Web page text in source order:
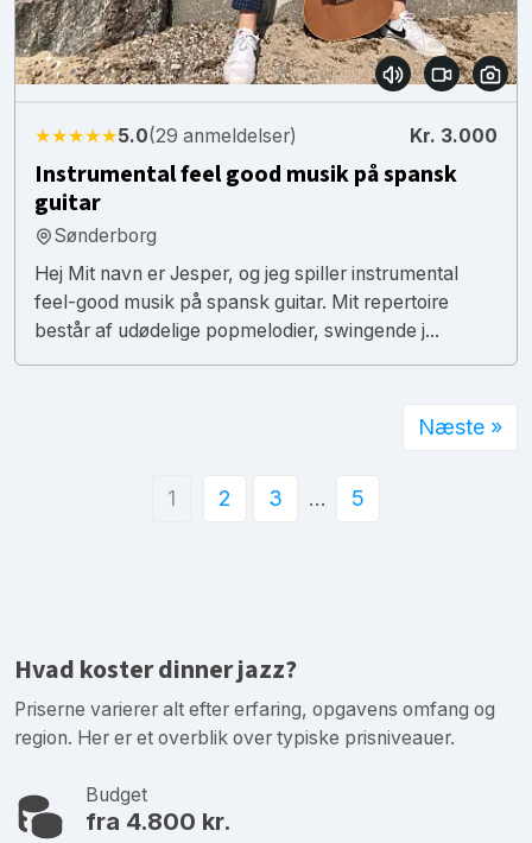
★★★★★5.0(29 anmeldelser) Kr. 3.000
Instrumental feel good musik på spansk
guitar
Sønderborg
Hej Mit navn er Jesper, og jeg spiller instrumental
feel-good musik på spansk guitar. Mit repertoire
består af udødelige popmelodier, swingende j...
1 2 3 … 5
Næste »
Hvad koster dinner jazz?
Priserne varierer alt efter erfaring, opgavens omfang og
region. Her er et overblik over typiske prisniveauer.
Budget
fra 4.800 kr.